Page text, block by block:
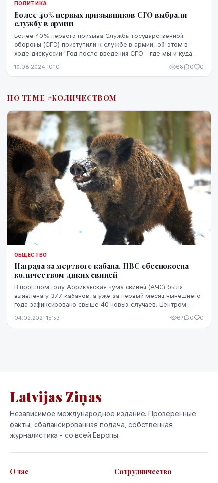
ПОЛИТИКА
Более 40% первых призывников СГО выбрали
службу в армии
Более 40% первого призыва Службы государственной
обороны (СГО) приступили к службе в армии, об этом в
ходе дискуссии "Год после введения СГО - где мы и куда
10.08.2024 10:10 68 0 0
ПО ТЕМЕ #КОЛИЧЕСТВОМ
ОБЩЕСТВО
Награда за мертвого кабана. ПВС обеспокоена
количеством диких свиней
В прошлом году Африканская чума свиней (АЧС) была
выявлена у 377 кабанов, а уже за первый месяц нынешнего
года зафиксировано свыше 40 новых случаев. Центром
04.02.2021 15:53 67 0 0
Latvijas Ziņas
Независимое международное издание. Проверенные
факты, сбалансированная подача, собственная
журналистика - со всей Европы.
О нас Сотрудничество